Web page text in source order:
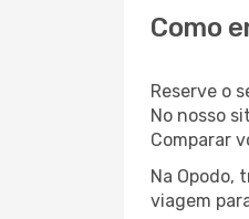
Como
Reserve o
No nosso
Comparar
Na Opodo,
viagem